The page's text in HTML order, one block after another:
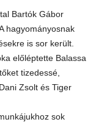
Bartók Gábor
hagyományosnak
is sor került.
előléptette Balassa
tizedessé,
Zsolt és Tiger
sok